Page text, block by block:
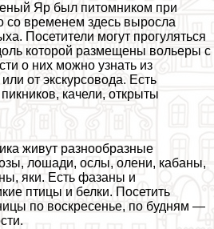
Яр был питомником при
со временем здесь выросла
Посетители могут прогуляться
которой размещены вольеры с
о них можно узнать из
от экскурсовода. Есть
качели, открыты
живут разнообразные
лошади, ослы, олени, кабаны,
яки. Есть фазаны и
птицы и белки. Посетить
по воскресенье, по будням —